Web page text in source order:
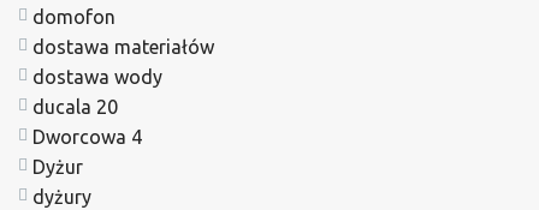
domofon
dostawa materiałów
dostawa wody
ducala 20
Dworcowa 4
Dyżur
dyżury